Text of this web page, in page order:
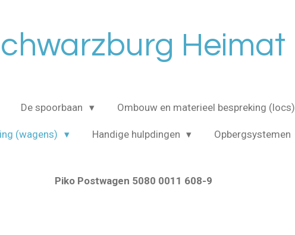
Heimat
De spoorbaan Ombouw en materieel bespreking (locs)
(wagens) Handige hulpdingen Opbergsystemen
Piko Postwagen 5080 0011 608-9